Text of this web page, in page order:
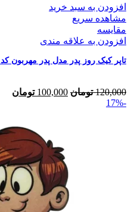
افزودن به سبد خرید
مشاهده سریع
مقایسه
افزودن به علاقه مندی
تاپر کیک روز پدر مدل پدر مهربون کد 218
120,000 تومان 100,000 تومان
-17%